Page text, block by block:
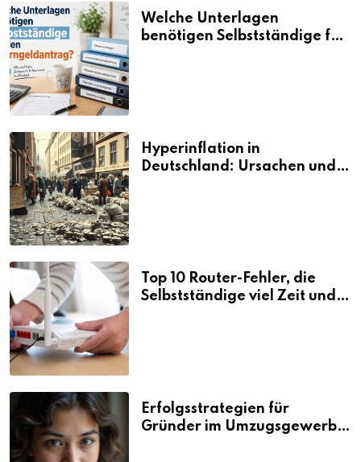
Welche Unterlagen
benötigen Selbstständige für
Hyperinflation in
Deutschland: Ursachen und
Top 10 Router-Fehler, die
Selbstständige viel Zeit und
Erfolgsstrategien für
Gründer im Umzugsgewerbe